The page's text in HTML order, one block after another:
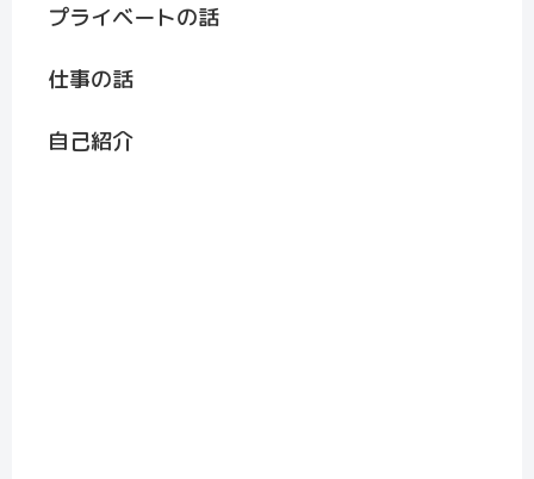
プライベートの話
仕事の話
自己紹介